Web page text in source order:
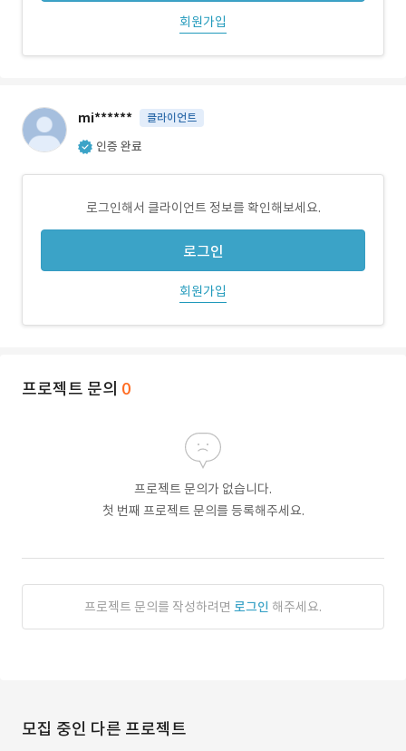
회원가입
mi****** 클라이언트
인증 완료
로그인해서 클라이언트 정보를 확인해보세요.
로그인
회원가입
프로젝트 문의 0
프로젝트 문의가 없습니다.
첫 번째 프로젝트 문의를 등록해주세요.
프로젝트 문의를 작성하려면 로그인 해주세요.
모집 중인 다른 프로젝트